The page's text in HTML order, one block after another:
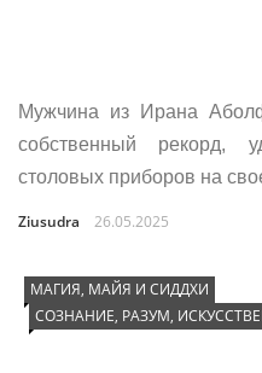
Мужчина из Ирана
собственный рекорд,
столовых приборов на
Ziusudra 26.05.2025
МАГИЯ, МАЙЯ И СИДДХИ
СОЗНАНИЕ, РАЗУМ,